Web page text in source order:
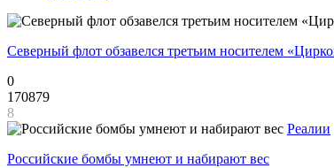
Северный флот обзавелся третьим носителем
0
170879
8
Реалии
Российские бомбы умнеют и набирают вес